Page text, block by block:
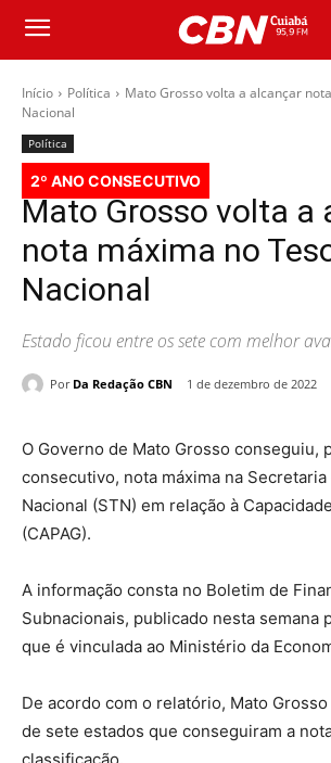
Início Política
Mato Grosso volta a alcançar
Nacional
Política
2º ANO CONSECUTIVO
Mato Grosso volta a
nota máxima no
Nacional
Estado ficou entre os sete com melhor
Por Da Redação CBN 1 de dezembro de 2022
O Governo de Mato Grosso conseguiu,
consecutivo, nota máxima na
Nacional (STN) em relação à
(CAPAG).
A informação consta no Boletim de
Subnacionais, publicado nesta semana
que é vinculada ao Ministério da
De acordo com o relatório, Mato
de sete estados que conseguiram a